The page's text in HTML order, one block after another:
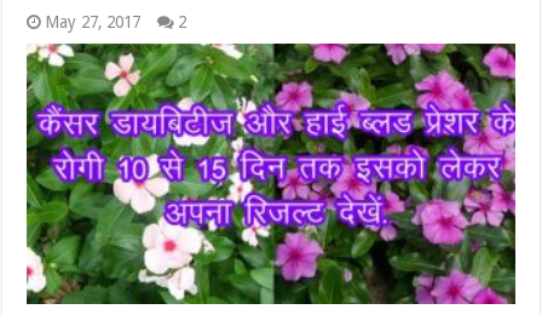
May 27, 2017 2